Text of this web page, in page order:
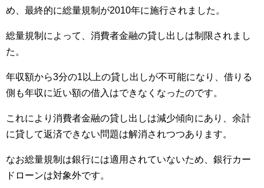
め、最終的に総量規制が2010年に施行されました。
総量規制によって、消費者金融の貸し出しは制限されまし
た。
年収額から3分の1以上の貸し出しが不可能になり、借りる
側も年収に近い額の借入はできなくなったのです。
これにより消費者金融の貸し出しは減少傾向にあり、余計
に貸して返済できない問題は解消されつつあります。
なお総量規制は銀行には適用されていないため、銀行カー
ドローンは対象外です。